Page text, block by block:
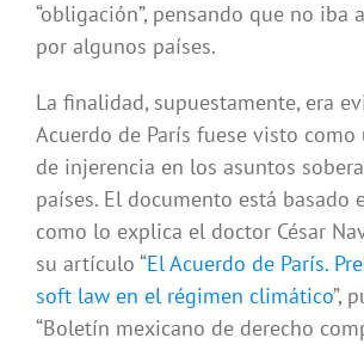
“obligación”, pensando que no iba
por algunos países.
La finalidad, supuestamente, era
Acuerdo de París fuese visto como
de injerencia en los asuntos
países. El documento está basado
como lo explica el doctor César
su artículo “El Acuerdo de París.
soft law en el régimen climático”,
“Boletín mexicano de derecho